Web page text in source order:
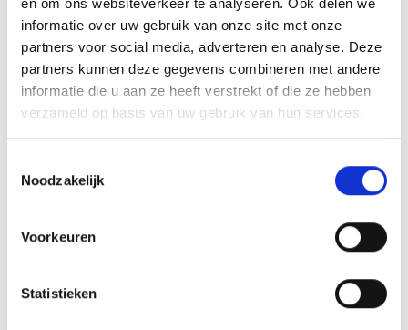
informatie over uw gebruik van onze site met onze
partners voor social media, adverteren en analyse. Deze
partners kunnen deze gegevens combineren met andere
informatie die u aan ze heeft verstrekt of die ze hebben
verzameld op basis van uw gebruik van hun services.
Noodzakelijk
Voorkeuren
Statistieken
OVER ONS
Oosterveld 20 is een vrijstaand vakantiehuis met vier
Landelijk gelegen in het polderlandschap van Noord-
anneriet@oosterveld20.nl